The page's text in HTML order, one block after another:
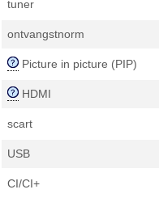
tuner
ontvangstnorm
Picture in picture (PIP)
HDMI
scart
USB
CI/CI+